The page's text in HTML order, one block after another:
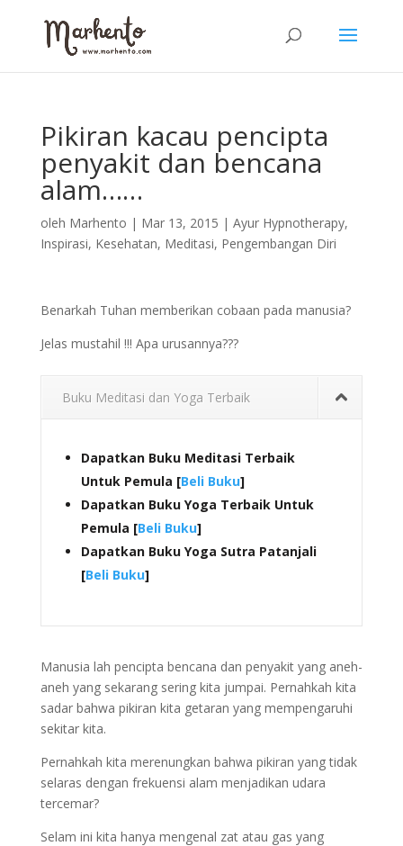
Pikiran kacau pencipta
penyakit dan bencana
alam……
oleh Marhento | Mar 13, 2015 | Ayur Hypnotherapy,
Inspirasi, Kesehatan, Meditasi, Pengembangan Diri
Benarkah Tuhan memberikan cobaan pada manusia?
Jelas mustahil !!! Apa urusannya???
Buku Meditasi dan Yoga Terbaik
Dapatkan Buku Meditasi Terbaik
Untuk Pemula [Beli Buku]
Dapatkan Buku Yoga Terbaik Untuk
Pemula [Beli Buku]
Dapatkan Buku Yoga Sutra Patanjali
[Beli Buku]
Manusia lah pencipta bencana dan penyakit yang aneh-
aneh yang sekarang sering kita jumpai. Pernahkah kita
sadar bahwa pikiran kita getaran yang mempengaruhi
sekitar kita.
Pernahkah kita merenungkan bahwa pikiran yang tidak
selaras dengan frekuensi alam menjadikan udara
tercemar?
Selam ini kita hanya mengenal zat atau gas yang